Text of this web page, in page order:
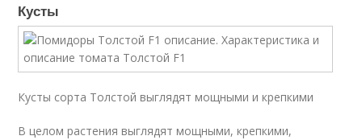
Кусты
Кусты сорта Толстой выглядят мощными и крепкими
В целом растения выглядят мощными, крепкими,